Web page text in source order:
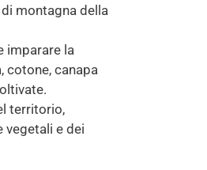
montagna della
imparare la
cotone, canapa
territorio,
vegetali e dei